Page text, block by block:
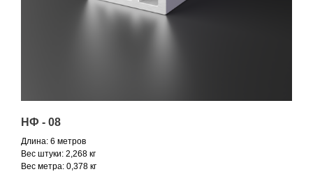
НФ - 08
Длина: 6 метров
Вес штуки: 2,268 кг
Вес метра: 0,378 кг